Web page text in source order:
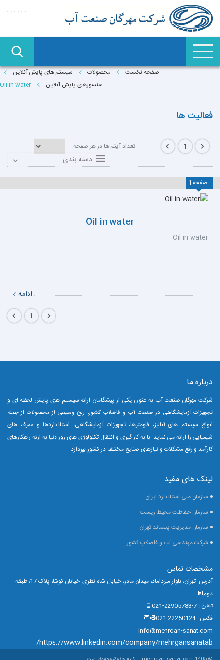
صفحه نخست محصولات
سیستم های پایش آنلاین
سنسورهای پایش آنلاین
Oil in water
فعالیت ها
1 تعداد آیتم ها در هر صفحه
دسته بندی
صفحه 1
Oil in water
Oil in water
ادامه
1
درباره ما
شرکت مهرگان صنعت آب به عنوان یکی از پیشگامان ارائه سیستم های پایش لحظه ای و
تجهیزات آزمایشگاهی در صنعت آب و فاضلاب کشور، رنج وسیعی از محصولات از جمله
انواع سیستم های آنالیز، فلومترها، تجهیزات آزمایشگاهی، استانداردها و معرف های
شیمیایی را ارائه می نماید. با به کار گیری و انتقال تکنولوژی های روز دنیا به ارئه راهکارهای
کارآمد و رفع مشکلات و نیازهای صنایع مختلف در کشور بپردازد.
لینک های مفید
سازمان ملی استاندارد ایران
سازمان حفاظت محیط زیست
سازمان مدیریت پسماند تهران
شرکت مهندسی آب و فاضلاب کشور
مشخصات تماس
آدرس: تهران، بلوار میرداماد، میدان مادر، خیابان شاه نظری، خیابان کوشا، پلاک 17، طبقه
دوم
تلفن : 7-22905783-021
فکس : 22250124-021
info@mehrgan-sanat.com
https://www.linkedin.com/company/mehrgansanatab/